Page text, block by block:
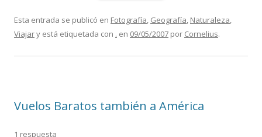
Esta entrada se publicó en Fotografía, Geografía, Naturaleza,
Viajary está etiquetada con . en 09/05/2007 por Cornelius.
Vuelos Baratos también a América
1 respuesta